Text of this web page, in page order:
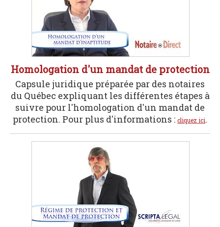
Homologation d'un mandat de protection
Capsule juridique préparée par des notaires
du Québec expliquant les différentes étapes à
suivre pour l'homologation d'un mandat de
protection. Pour plus d'informations : cliquez ici.